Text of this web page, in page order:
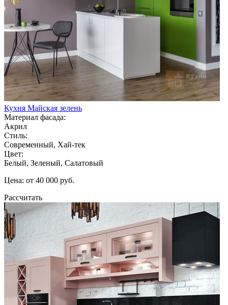
Кухня Майская зелень
Материал фасада:
Акрил
Стиль:
Современный, Хай-тек
Цвет:
Белый, Зеленый, Салатовый
Цена: от 40 000 руб.
Рассчитать